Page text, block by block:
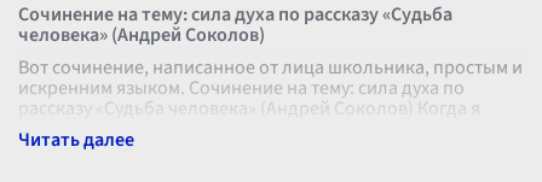
Сочинение на тему: сила духа по рассказу «Судьба
человека» (Андрей Соколов)
Вот сочинение, написанное от лица школьника, простым и
искренним языком. Сочинение на тему: сила духа по
рассказу «Судьба человека» (Андрей Соколов) Когда я
впервые прочитал расска